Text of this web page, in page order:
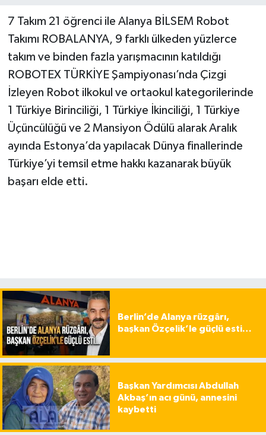
7 Takım 21 öğrenci ile Alanya BİLSEM Robot
Takımı ROBALANYA, 9 farklı ülkeden yüzlerce
takım ve binden fazla yarışmacının katıldığı
ROBOTEX TÜRKİYE Şampiyonası’nda Çizgi
İzleyen Robot ilkokul ve ortaokul kategorilerinde
1 Türkiye Birinciliği, 1 Türkiye İkinciliği, 1 Türkiye
Üçüncülüğü ve 2 Mansiyon Ödülü alarak Aralık
ayında Estonya’da yapılacak Dünya finallerinde
Türkiye’yi temsil etme hakkı kazanarak büyük
başarı elde etti.
Berlin’de Alanya rüzgârı,
başkan Özçelik’le güçlü esti…
Başkan Yardımcısı Abdullah
Akbaş’ın acı günü, annesini
kaybetti